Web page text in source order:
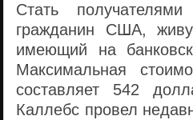
Стать
гражданин США,
имеющий на
Максимальная
составляет 542
Каллебс провел